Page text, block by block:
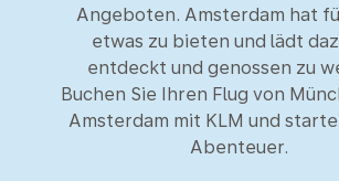
Angeboten. Amsterdam hat
etwas zu bieten und lädt
entdeckt und genossen zu
Buchen Sie Ihren Flug von
Amsterdam mit KLM und
Abenteuer.